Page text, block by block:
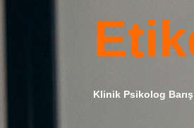
Klinik Psikolog